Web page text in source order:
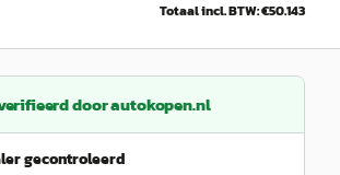
Totaal incl. BTW: €50.143
doorautokopen.nl
gecontroleerd